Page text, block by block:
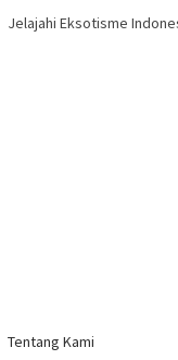
Jelajahi Eksotisme
Tentang Kami